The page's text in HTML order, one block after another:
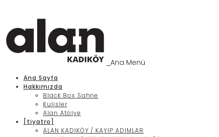
Ana Menü
Ana Sayfa
Hakkımızda
Black Box Sahne
Kulisler
Alan Atölye
[tiyatro]
ALAN KADIKÖY / KAYIP ADIMLAR